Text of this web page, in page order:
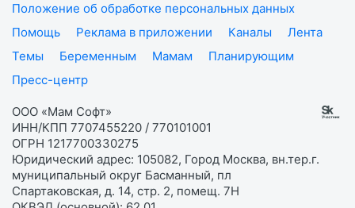
Положение об обработке персональных данных
Помощь
Реклама в приложении Каналы
Лента
Темы
Беременным Мамам
Планирующим
Пресс-центр
ООО «Мам Софт»
ИНН/КПП 7707455220 / 770101001
ОГРН 1217700330275
Юридический адрес: 105082, Город Москва, вн.тер.г.
муниципальный округ Басманный, пл
Спартаковская, д. 14, стр. 2, помещ. 7Н